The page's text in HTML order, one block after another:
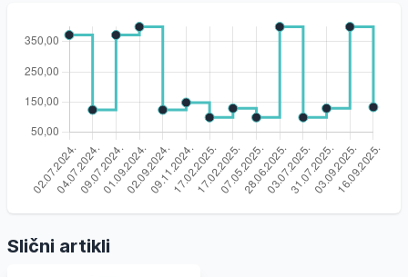
Slični artikli